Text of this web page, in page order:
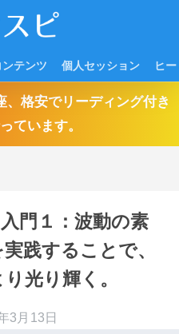
テンツ 個人セッション ヒ
格安でリーディング付き
ています。
門１：波動の素
践することで、
光り輝く。
3月13日